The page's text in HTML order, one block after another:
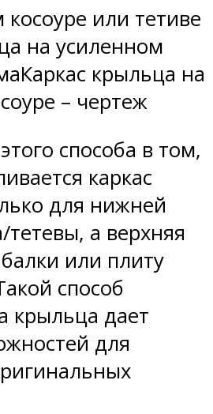
или тетиве
на усиленном
крыльца на
– чертеж
способа в том,
каркас
для нижней
тетевы, а верхняя
или плиту
способ
крыльца дает
для